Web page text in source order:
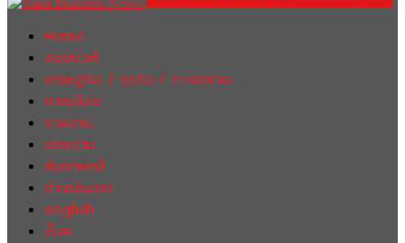
Home
ฮอตนิวส์
เศรษฐกิจ / ธุรกิจ / การตลาด
การเมือง
รายงาน
บทความ
สัมภาษณ์
ต่างประเทศ
english
อื่นๆ